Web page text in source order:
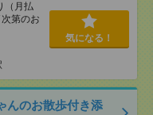
（月払
第のお
気になる！
んのお散歩付き添